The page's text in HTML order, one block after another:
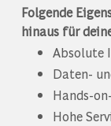
Folgende
hinaus für
Absolute
Daten-
Hands-
Hohe